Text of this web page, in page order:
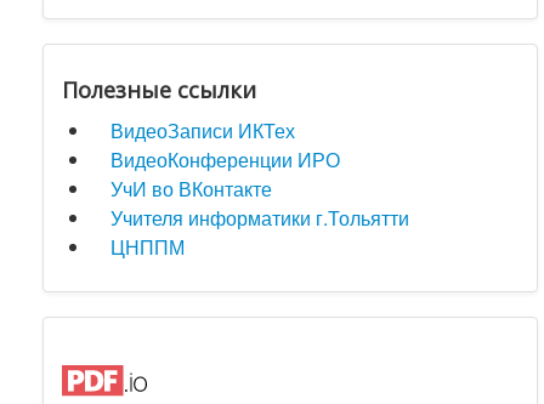
Полезные ссылки
ВидеоЗаписи ИКТех
ВидеоКонференции ИРО
УчИ во ВКонтакте
Учителя информатики г.Тольятти
ЦНППМ